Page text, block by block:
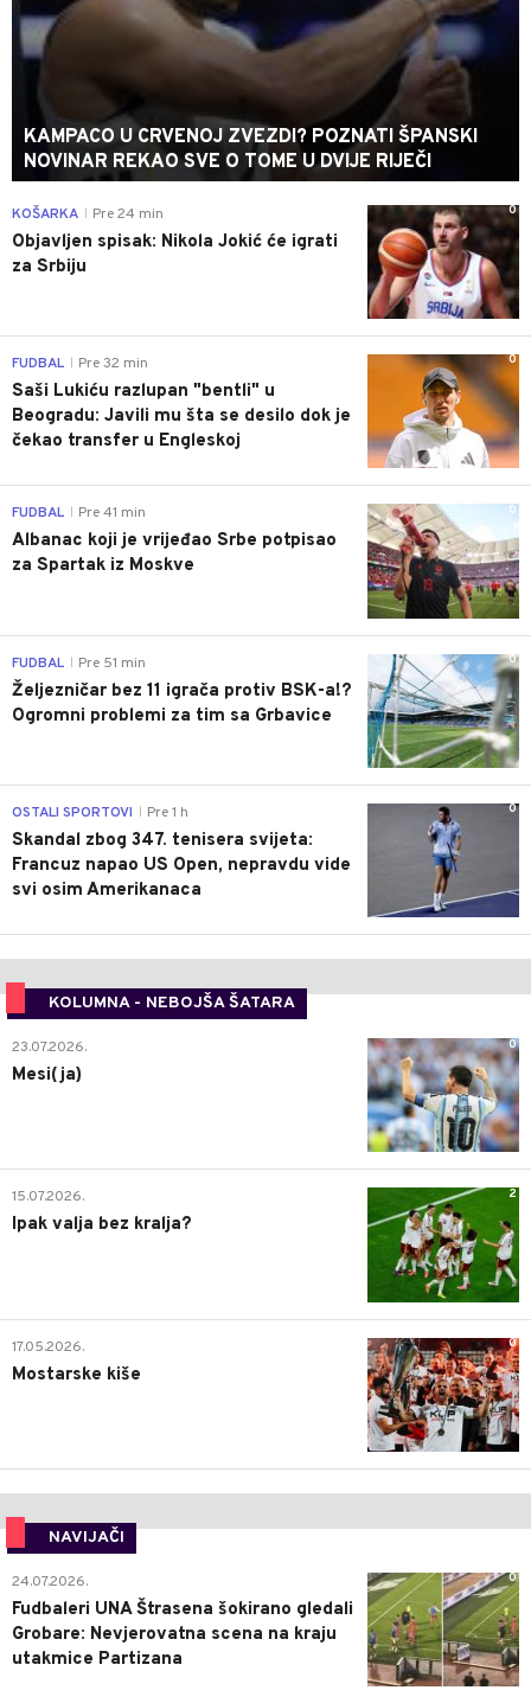
KAMPACO U CRVENOJ ZVEZDI? POZNATI ŠPANSKI
NOVINAR REKAO SVE O TOME U DVIJE RIJEČI
0
KOŠARKA Pre 24 min
Objavljen spisak: Nikola Jokić će igrati
za Srbiju
0
FUDBAL Pre 32 min
Saši Lukiću razlupan "bentli" u
Beogradu: Javili mu šta se desilo dok je
čekao transfer u Engleskoj
0
FUDBAL Pre 41 min
Albanac koji je vrijeđao Srbe potpisao
za Spartak iz Moskve
0
FUDBAL Pre 51 min
Željezničar bez 11 igrača protiv BSK-a!?
Ogromni problemi za tim sa Grbavice
0
OSTALI SPORTOVI Pre 1 h
Skandal zbog 347. tenisera svijeta:
Francuz napao US Open, nepravdu vide
svi osim Amerikanaca
KOLUMNA - NEBOJŠA ŠATARA
0
23.07.2026.
Mesi(ja)
2
15.07.2026.
Ipak valja bez kralja?
0
17.05.2026.
Mostarske kiše
NAVIJAČI
0
24.07.2026.
Fudbaleri UNA Štrasena šokirano gledali
Grobare: Nevjerovatna scena na kraju
utakmice Partizana